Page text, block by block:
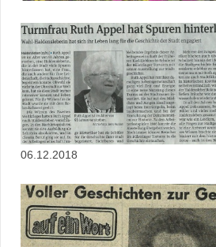
06.12.2018